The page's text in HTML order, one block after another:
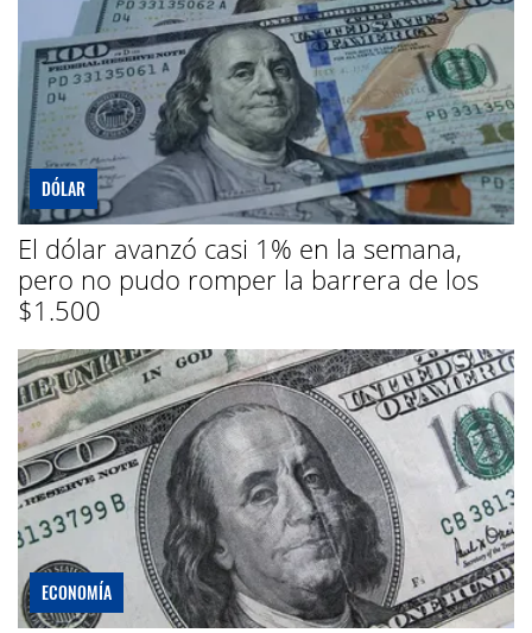
DÓLAR
El dólar avanzó casi 1% en la semana,
pero no pudo romper la barrera de los
$1.500
ECONOMÍA